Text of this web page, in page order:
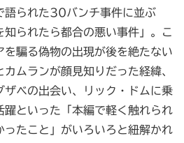
語られた30バンチ事件に並ぶ
知られたら都合の悪い事件」。こ
を騙る偽物の出現が後を絶たない
ムランが顔見知りだった経緯、
ザベの出会い、リック・ドムに乗
躍といった「本編で軽く触れられ
ったこと」がいろいろと紐解かれ